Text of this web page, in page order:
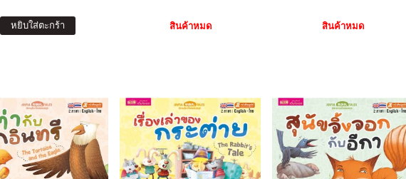
หยิบใส่ตะกร้า สินค้าหมด สินค้าหมด